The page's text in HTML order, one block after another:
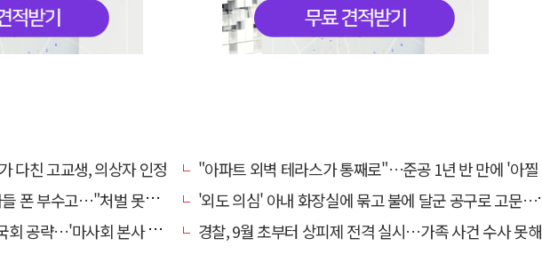
다친 고교생, 의상자 인정
"아파트 외벽 테라스가 통째로"…준공 1년 반 만에 '아찔 사고'
처벌 못하는 사안" 내부망에 글
'외도 의심' 아내 화장실에 묶고 불에 달군 공구로 고문…남편 검거
본사 이전·광역교통망 확충' 요청
경찰, 9월 초부터 상피제 전격 실시…가족 사건 수사 못해